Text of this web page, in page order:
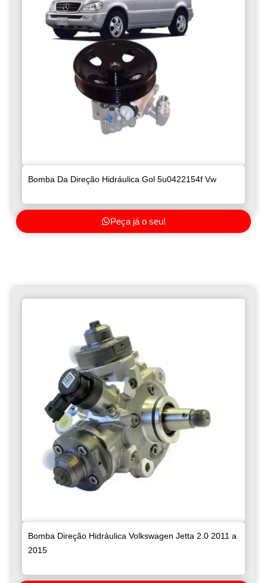
Bomba Da Direção Hidráulica Gol 5u0422154f Vw
Peça já o seu!
Bomba Direção Hidráulica Volkswagen Jetta 2.0 2011 a
2015